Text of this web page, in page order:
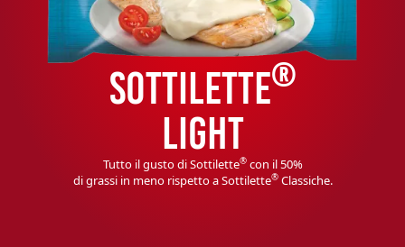
SOTTILETTE®
LIGHT
Tutto il gusto di Sottilette®con il 50%
di grassi in meno rispetto a Sottilette®Classiche.